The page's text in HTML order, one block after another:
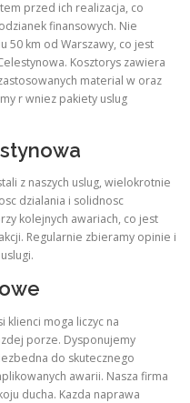
przed ich realizacja, co
finansowych. Nie
50 km od Warszawy, co jest
Kosztorys zawiera
material w oraz
r wniez pakiety uslug
z naszych uslug, wielokrotnie
dzialania i solidnosc
kolejnych awariach, co jest
Regularnie zbieramy opinie i
klienci moga liczyc na
porze. Dysponujemy
do skutecznego
awarii. Nasza firma
ducha. Kazda naprawa